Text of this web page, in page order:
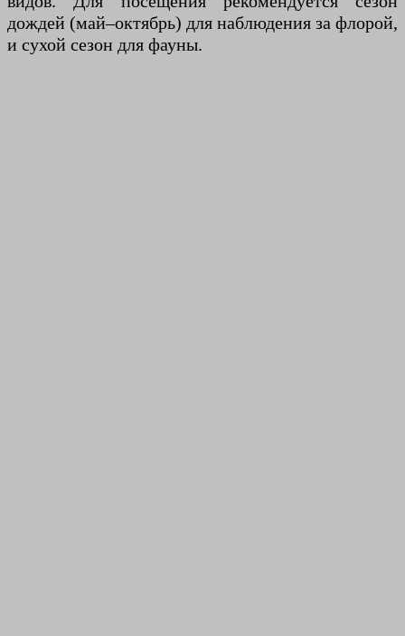
дождей (май–октябрь) для наблюдения за флорой,
и сухой сезон для фауны.